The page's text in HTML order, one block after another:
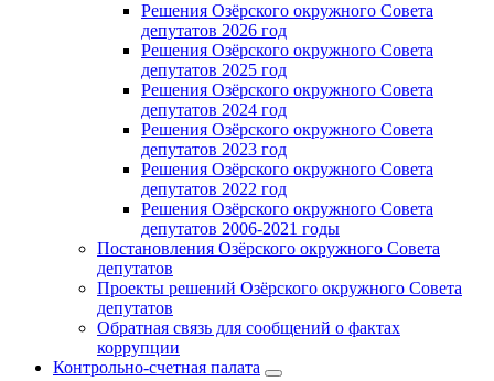
Решения Озёрского окружного Совета
депутатов 2026 год
Решения Озёрского окружного Совета
депутатов 2025 год
Решения Озёрского окружного Совета
депутатов 2024 год
Решения Озёрского окружного Совета
депутатов 2023 год
Решения Озёрского окружного Совета
депутатов 2022 год
Решения Озёрского окружного Совета
депутатов 2006-2021 годы
Постановления Озёрского окружного Совета
депутатов
Проекты решений Озёрского окружного Совета
депутатов
Обратная связь для сообщений о фактах
коррупции
Контрольно-счетная палата